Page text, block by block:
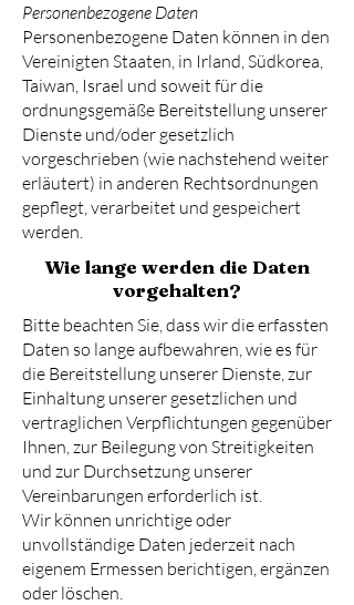
Personenbezogene Daten
Personenbezogene Daten können in den
Vereinigten Staaten, in Irland, Südkorea,
Taiwan, Israel und soweit für die
ordnungsgemäße Bereitstellung unserer
Dienste und/oder gesetzlich
vorgeschrieben (wie nachstehend weiter
erläutert) in anderen Rechtsordnungen
gepflegt, verarbeitet und gespeichert
werden.
Wie lange werden die Daten
vorgehalten?
Bitte beachten Sie, dass wir die erfassten
Daten so lange aufbewahren, wie es für
die Bereitstellung unserer Dienste, zur
Einhaltung unserer gesetzlichen und
vertraglichen Verpflichtungen gegenüber
Ihnen, zur Beilegung von Streitigkeiten
und zur Durchsetzung unserer
Vereinbarungen erforderlich ist.
Wir können unrichtige oder
unvollständige Daten jederzeit nach
eigenem Ermessen berichtigen, ergänzen
oder löschen.